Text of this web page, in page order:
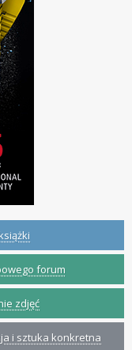
forum
zdjęć
i sztuka konkretna